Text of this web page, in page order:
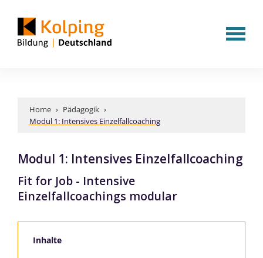
Home › Pädagogik ›
Modul 1: Intensives Einzelfallcoaching
Modul 1: Intensives Einzelfallcoaching
Fit for Job - Intensive
Einzelfallcoachings modular
Inhalte